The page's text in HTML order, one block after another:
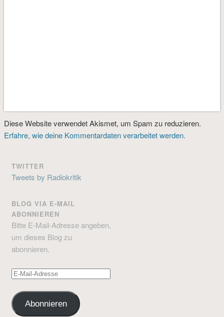
Diese Website verwendet Akismet, um Spam zu reduzieren.
Erfahre, wie deine Kommentardaten verarbeitet werden.
TWITTER
Tweets by Radiokritik
BLOG VIA E-MAIL
ABONNIEREN
Bitte E-Mail-Adresse angeben,
um dieses Blog zu
abonnieren.
E-
Adresse
Abonnieren